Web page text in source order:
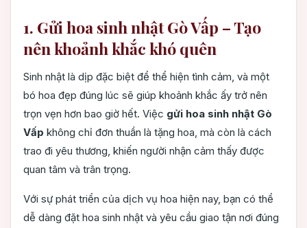
1. Gửi hoa sinh nhật Gò Vấp – Tạo
nên khoảnh khắc khó quên
Sinh nhật là dịp đặc biệt để thể hiện tình cảm, và một
bó hoa đẹp đúng lúc sẽ giúp khoảnh khắc ấy trở nên
trọn vẹn hơn bao giờ hết. Việc gửi hoa sinh nhật Gò
Vấp không chỉ đơn thuần là tặng hoa, mà còn là cách
trao đi yêu thương, khiến người nhận cảm thấy được
quan tâm và trân trọng.
Với sự phát triển của dịch vụ hoa hiện nay, bạn có thể
dễ dàng đặt hoa sinh nhật và yêu cầu giao tận nơi đúng